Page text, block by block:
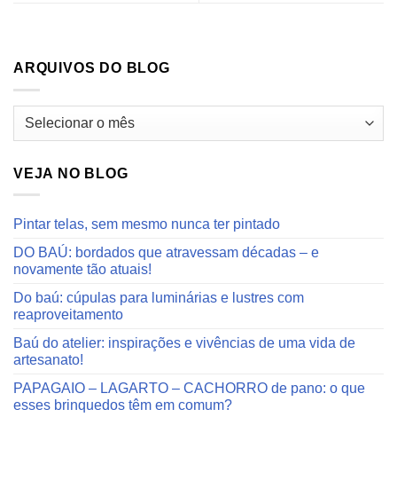
ARQUIVOS DO BLOG
Arquivos
VEJA NO BLOG
Pintar telas, sem mesmo nunca ter pintado
DO BAÚ: bordados que atravessam décadas – e
novamente tão atuais!
Do baú: cúpulas para luminárias e lustres com
reaproveitamento
Baú do atelier: inspirações e vivências de uma vida de
artesanato!
PAPAGAIO – LAGARTO – CACHORRO de pano: o que
esses brinquedos têm em comum?